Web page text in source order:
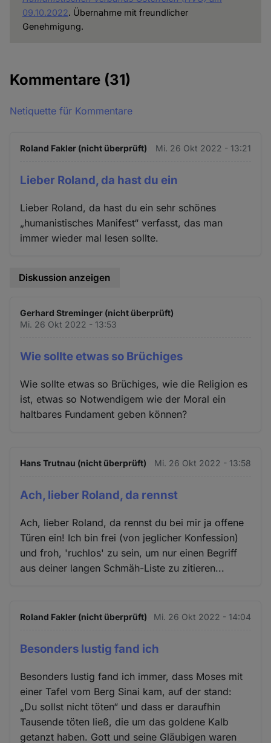
09.10.2022. Übernahme mit freundlicher
Genehmigung.
Kommentare (31)
Netiquette für Kommentare
Roland Fakler (nicht überprüft) Mi. 26 Okt 2022 - 13:21
Lieber Roland, da hast du ein
Lieber Roland, da hast du ein sehr schönes
„humanistisches Manifest“ verfasst, das man
immer wieder mal lesen sollte.
Diskussion anzeigen
Gerhard Streminger (nicht überprüft)
Mi. 26 Okt 2022 - 13:53
Wie sollte etwas so Brüchiges
Wie sollte etwas so Brüchiges, wie die Religion es
ist, etwas so Notwendigem wie der Moral ein
haltbares Fundament geben können?
Hans Trutnau (nicht überprüft) Mi. 26 Okt 2022 - 13:58
Ach, lieber Roland, da rennst
Ach, lieber Roland, da rennst du bei mir ja offene
Türen ein! Ich bin frei (von jeglicher Konfession)
und froh, 'ruchlos' zu sein, um nur einen Begriff
aus deiner langen Schmäh-Liste zu zitieren...
Roland Fakler (nicht überprüft) Mi. 26 Okt 2022 - 14:04
Besonders lustig fand ich
Besonders lustig fand ich immer, dass Moses mit
einer Tafel vom Berg Sinai kam, auf der stand:
„Du sollst nicht töten“ und dass er daraufhin
Tausende töten ließ, die um das goldene Kalb
getanzt haben. Gott und seine Gläubigen waren